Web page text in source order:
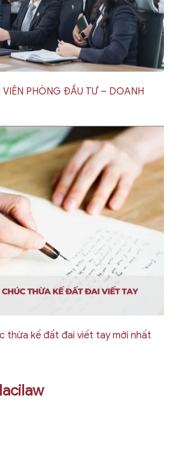
VIÊN PHÒNG ĐẦU TƯ – DOANH
thừa kế đất đai viết tay mới nhất